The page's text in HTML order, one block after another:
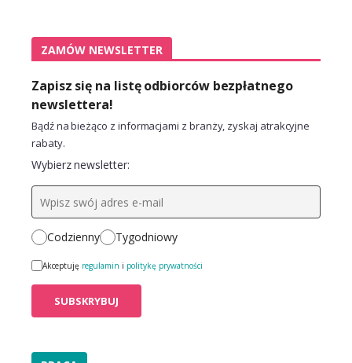
ZAMÓW NEWSLETTER
Zapisz się na listę odbiorców bezpłatnego
newslettera!
Bądź na bieżąco z informacjami z branży, zyskaj atrakcyjne
rabaty.
Wybierz newsletter:
Codzienny Tygodniowy
Akceptuję regulamin i politykę prywatności